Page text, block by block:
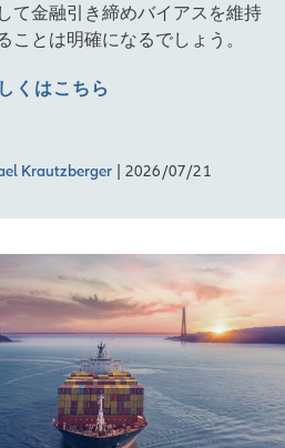
て金融引き締めバイアスを維持
ことは明確になるでしょう。
くはこちら
Krautzberger | 2026/07/21